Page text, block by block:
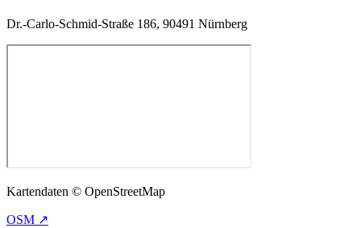
Dr.-Carlo-Schmid-Straße 186, 90491 Nürnberg
Kartendaten © OpenStreetMap
OSM ↗